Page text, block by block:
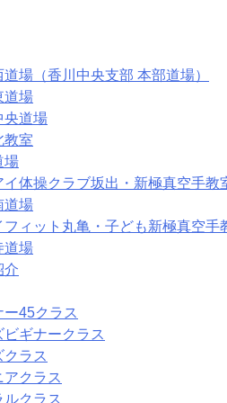
場（香川中央支部 本部道場）
道場
央道場
教室
場
イ体操クラブ坂出・新極真空手教
道場
フィット丸亀・子ども新極真空手
道場
介
ー45クラス
ビギナークラス
クラス
アクラス
ルクラス